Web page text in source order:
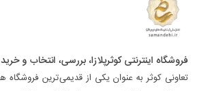
فروشگاه اینترنتی کوثرپلازا، بررسی، انتخاب و
تعاونی کوثر به عنوان یکی از قدیمی‌ترین